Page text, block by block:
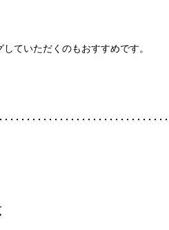
ていただくのもおすすめです。